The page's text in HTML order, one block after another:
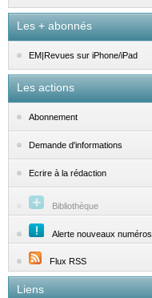
Les + abonnés
EM|Revues sur iPhone/iPad
Les actions
Abonnement
Demande d'informations
Ecrire à la rédaction
Bibliothèque
Alerte nouveaux numéros
Flux RSS
Liens